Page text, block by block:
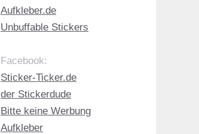
Aufkleber.de
Unbuffable Stickers
Facebook:
Sticker-Ticker.de
der Stickerdude
Bitte keine Werbung
Aufkleber